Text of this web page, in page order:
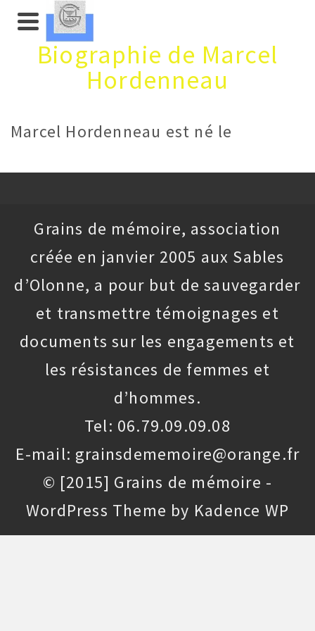
Biographie de Marcel
Hordenneau
Marcel Hordenneau est né le
Grains de mémoire, association
créée en janvier 2005 aux Sables
d’Olonne, a pour but de sauvegarder
et transmettre témoignages et
documents sur les engagements et
les résistances de femmes et
d’hommes.
Tel: 06.79.09.09.08
E-mail: grainsdememoire@orange.fr
© [2015] Grains de mémoire -
WordPress Theme by Kadence WP